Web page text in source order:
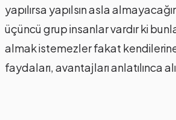
yapılırsa yapılsın asla
üçüncü grup insanlar vardır ki
almak istemezler fakat
faydaları, avantajları anlatılınca